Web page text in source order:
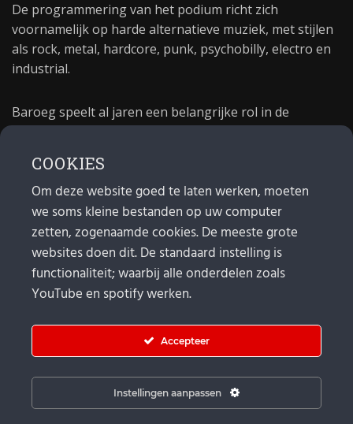
De programmering van het podium richt zich
voornamelijk op harde alternatieve muziek, met stijlen
als rock, metal, hardcore, punk, psychobilly, electro en
industrial.
Baroeg speelt al jaren een belangrijke rol in de
poppodium 40 jaar.
MAIL
Algemeen: info@baroeg.nl
Bands & boeking: leon@baroeg.nl
Promotie & publiciteit: francis@baroeg.nl
COOKIES
Om deze website goed te laten werken, moeten
we soms kleine bestanden op uw computer
zetten, zogenaamde cookies. De meeste grote
websites doen dit. De standaard instelling is
functionaliteit; waarbij alle onderdelen zoals
YouTube en spotify werken.
Accepteer
Instellingen aanpassen